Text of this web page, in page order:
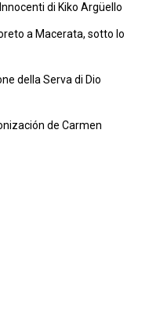
di Kiko Argüello
a Macerata, sotto lo
della Serva di Dio
de Carmen